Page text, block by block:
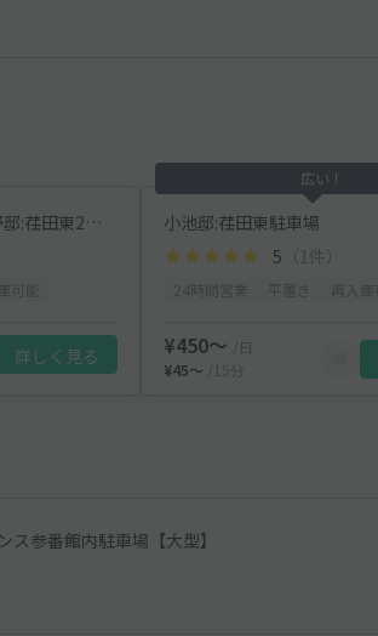
【車両ナンバー必須】河野邸:荏田東2丁目駐車場
詳しく見る
広い！
小池邸:荏田東駐車場
5 （1件）
¥450〜
/日
¥45〜
/15分
ス参番館内駐車場【大型】